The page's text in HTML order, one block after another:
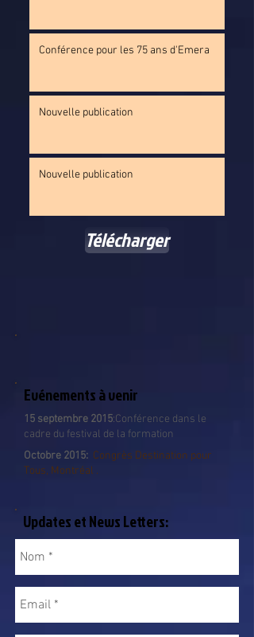
15 septembre 2015:Conférence dans le
cadre du festival de la formation
Octobre 2015: Congrès Destination pour
Tous, Montréal .
Evénements à venir
Conférence pour les 75 ans d'Emera
Nouvelle publication
Nouvelle publication
Updates et News Letters:
Télécharger